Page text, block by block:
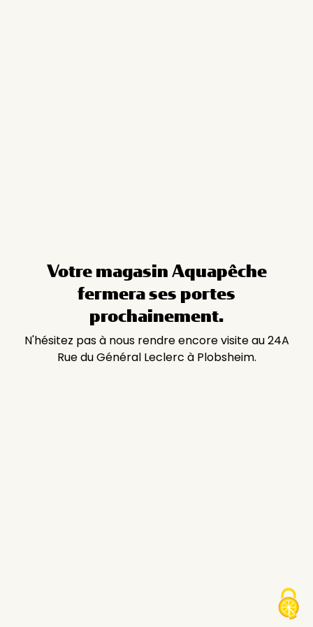
Votre magasin Aquapêche
fermera ses portes
prochainement.
N'hésitez pas à nous rendre encore visite au 24A
Rue du Général Leclerc à Plobsheim.